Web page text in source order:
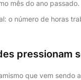
mês do ano passado.
o número de horas
pressionam
que vem sendo